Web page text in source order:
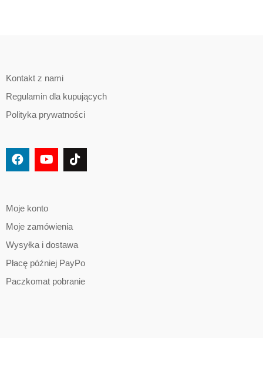
Kontakt z nami
Regulamin dla kupujących
Polityka prywatności
Moje konto
Moje zamówienia
Wysyłka i dostawa
Płacę później PayPo
Paczkomat pobranie